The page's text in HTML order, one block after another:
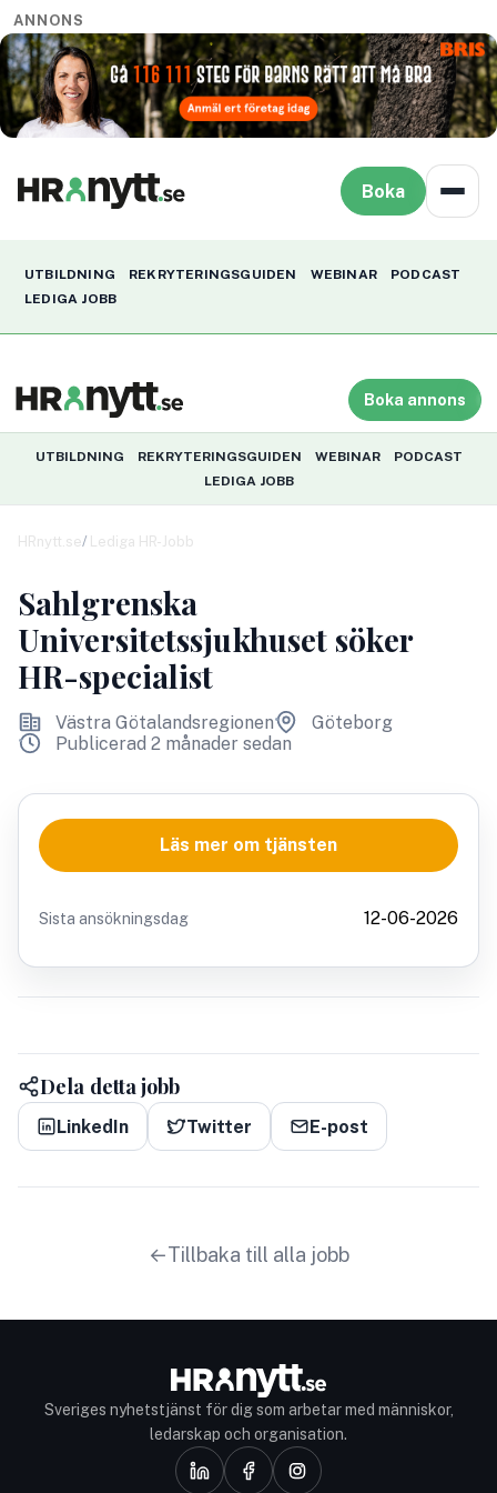
ANNONS
Boka
UTBILDNING REKRYTERINGSGUIDEN WEBINAR
PODCAST
LEDIGA JOBB
Boka annons
UTBILDNING REKRYTERINGSGUIDEN WEBINAR
PODCAST
LEDIGA JOBB
HRnytt.se Lediga HR-Jobb
Sahlgrenska
Universitetssjukhuset söker
HR-specialist
Västra Götalandsregionen
Göteborg
Publicerad 2 månader sedan
Läs mer om tjänsten
Sista ansökningsdag 12-06-2026
Dela detta jobb
LinkedIn Twitter E-post
Tillbaka till alla jobb
Sveriges nyhetstjänst för dig som arbetar med människor,
ledarskap och organisation.